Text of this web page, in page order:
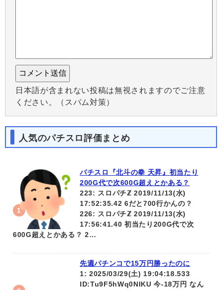
日本語が含まれない投稿は無視されますのでご注意
ください。（スパム対策）
人気のパチスロ評価まとめ
パチスロ『北斗の拳 天昇』初当たり
200G代で次600G超えとかある？
223: スロパチℤ 2019/11/13(水)
17:52:35.42 6だと700行かんの？
226: スロパチℤ 2019/11/13(水)
17:56:41.40 初当たり200G代で次
600G超えとかある？ 2…
先週パチンコで15万円勝ったのに
1: 2025/03/29(土) 19:04:18.533
ID:Tu9F5hWq0NIKU 今-18万円 なん